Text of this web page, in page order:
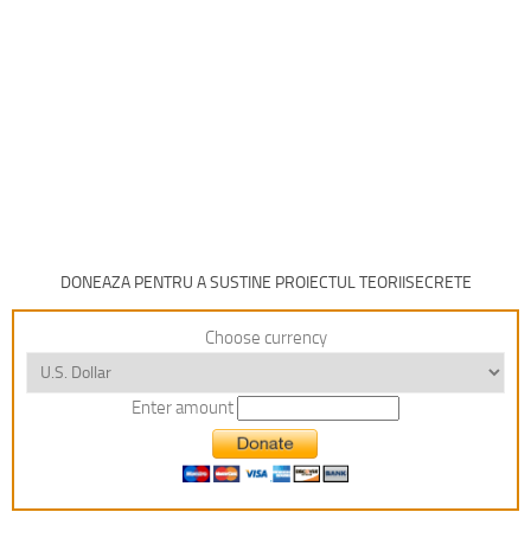
DONEAZA PENTRU A SUSTINE PROIECTUL TEORIISECRETE
Choose currency
Enter amount